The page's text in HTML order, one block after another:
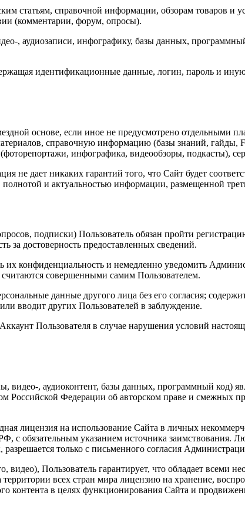
статьям, справочной информации, обзорам товаров и
(комментарии, форум, опросы).
, аудиозаписи, инфографику, базы данных,
идентификационные данные, логин, пароль и
основе, если иное не предусмотрено отдельными
справочную информацию (базы знаний, гайды,
инфографика, видеообзоры, подкасты),
не дает никаких гарантий того, что Сайт будет
и актуальностью информации, размещенной
подписки) Пользователь обязан пройти
за достоверность предоставленных сведений.
их конфиденциальность и немедленно уведомить
совершенными самим Пользователем.
данные другого лица без его согласия;
вводит других Пользователей в заблуждение.
Пользователя в случае нарушения условий
, аудиоконтент, базы данных, программный код)
Российской Федерации об авторском праве и смежных
лицензия на использование Сайта в личных
с обязательным указанием источника заимствования.
только с письменного согласия
Пользователь гарантирует, что обладает всеми
всех стран мира лицензию на хранение,
контента в целях функционирования Сайта и